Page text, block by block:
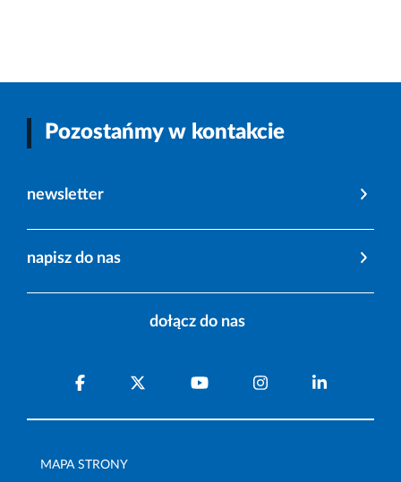
Pozostańmy w kontakcie
newsletter
napisz do nas
dołącz do nas
MAPA STRONY